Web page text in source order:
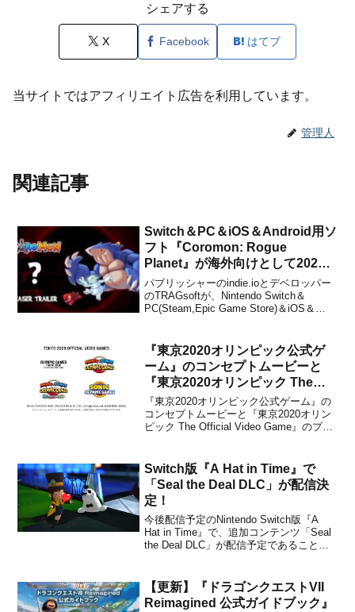
シェアする
X Facebook はてブ
当サイトではアフィリエイト広告を利用しています。
管理人
関連記事
Switch＆PC＆iOS＆Android用ソ
フト『Coromon: Rogue
Planet』が海外向けとして2025
年に発売決定！
パブリッシャーのindie.ioとデベロッパー
のTRAGsoftが、Nintendo Switch＆
PC(Steam,Epic Game Store)＆iOS＆
することをアナウンス...
『東京2020オリンピック公式ゲ
ーム』のコンセプトムービーと
『東京2020オリンピック The
Official Video Game』のプロモ
ーションビデオが公開！
『東京2020オリンピック公式ゲーム』の
コンセプトムービーと『東京2020オリン
ピック The Official Video Game』のプロ
ック The Official Video Game』の発売
日...
Switch版『A Hat in Time』で
「Seal the Deal DLC」が配信決
定！
今後配信予定のNintendo Switch版『A
Hat in Time』で、追加コンテンツ「Seal
the Deal DLC」が配信予定であることが
新しいチャプターを含む多くの新しいコ
ンテンツ...
【更新】『ドラゴンクエストVII
Reimagined 公式ガイドブック』